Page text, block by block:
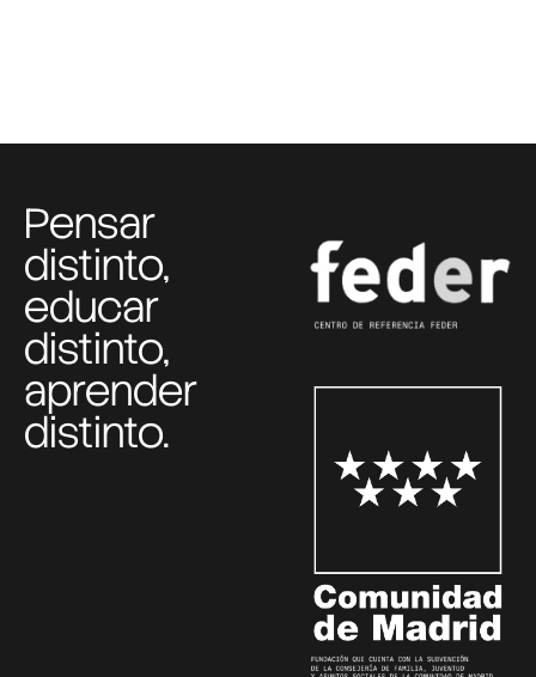
Pensar
distinto,
educar
distinto,
aprender
distinto.